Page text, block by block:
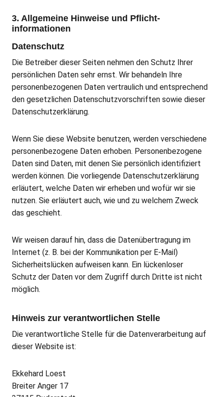
3. Allgemeine Hinweise und Pflicht­
informationen
Datenschutz
Die Betreiber dieser Seiten nehmen den Schutz Ihrer
persönlichen Daten sehr ernst. Wir behandeln Ihre
personenbezogenen Daten vertraulich und entsprechend
den gesetzlichen Datenschutzvorschriften sowie dieser
Datenschutzerklärung.
Wenn Sie diese Website benutzen, werden verschiedene
personenbezogene Daten erhoben. Personenbezogene
Daten sind Daten, mit denen Sie persönlich identifiziert
werden können. Die vorliegende Datenschutzerklärung
erläutert, welche Daten wir erheben und wofür wir sie
nutzen. Sie erläutert auch, wie und zu welchem Zweck
das geschieht.
Wir weisen darauf hin, dass die Datenübertragung im
Internet (z. B. bei der Kommunikation per E-Mail)
Sicherheitslücken aufweisen kann. Ein lückenloser
Schutz der Daten vor dem Zugriff durch Dritte ist nicht
möglich.
Hinweis zur verantwortlichen Stelle
Die verantwortliche Stelle für die Datenverarbeitung auf
dieser Website ist:
Ekkehard Loest
Breiter Anger 17